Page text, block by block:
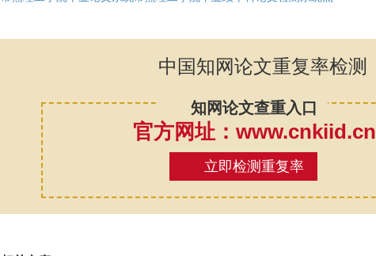
中国知网论文重复率检测
知网论文查重入口
官方网址：www.cnkiid.cn
立即检测重复率